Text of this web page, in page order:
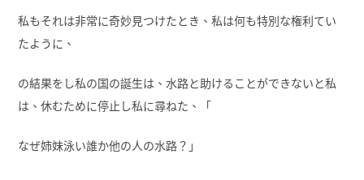
私もそれは非常に奇妙見つけたとき、私は何も特別な権利てい
たように、
の結果をし私の国の誕生は、水路と助けることができないと私
は、休むために停止し私に尋ねた、「
なぜ姉妹泳い誰か他の人の水路？」